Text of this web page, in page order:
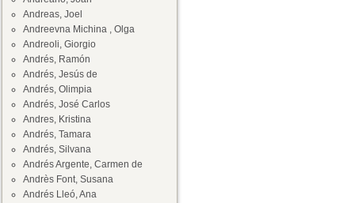
Andreas, Joel
Andreevna Michina , Olga
Andreoli, Giorgio
Andrés, Ramón
Andrés, Jesús de
Andrés, Olimpia
Andrés, José Carlos
Andres, Kristina
Andrés, Tamara
Andrés, Silvana
Andrés Argente, Carmen de
Andrès Font, Susana
Andrés Lleó, Ana